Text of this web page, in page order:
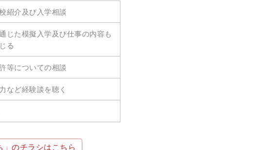
紹介及び入学相談
じた模擬入学及び仕事の内容も
る
等についての相談
など経験談を聴く
のチラシはこちら